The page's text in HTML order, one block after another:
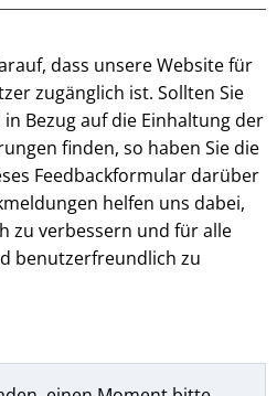
dass unsere Website für
zugänglich ist. Sollten Sie
Bezug auf die Einhaltung der
finden, so haben Sie die
Feedbackformular darüber
helfen uns dabei,
zu verbessern und für alle
benutzerfreundlich zu